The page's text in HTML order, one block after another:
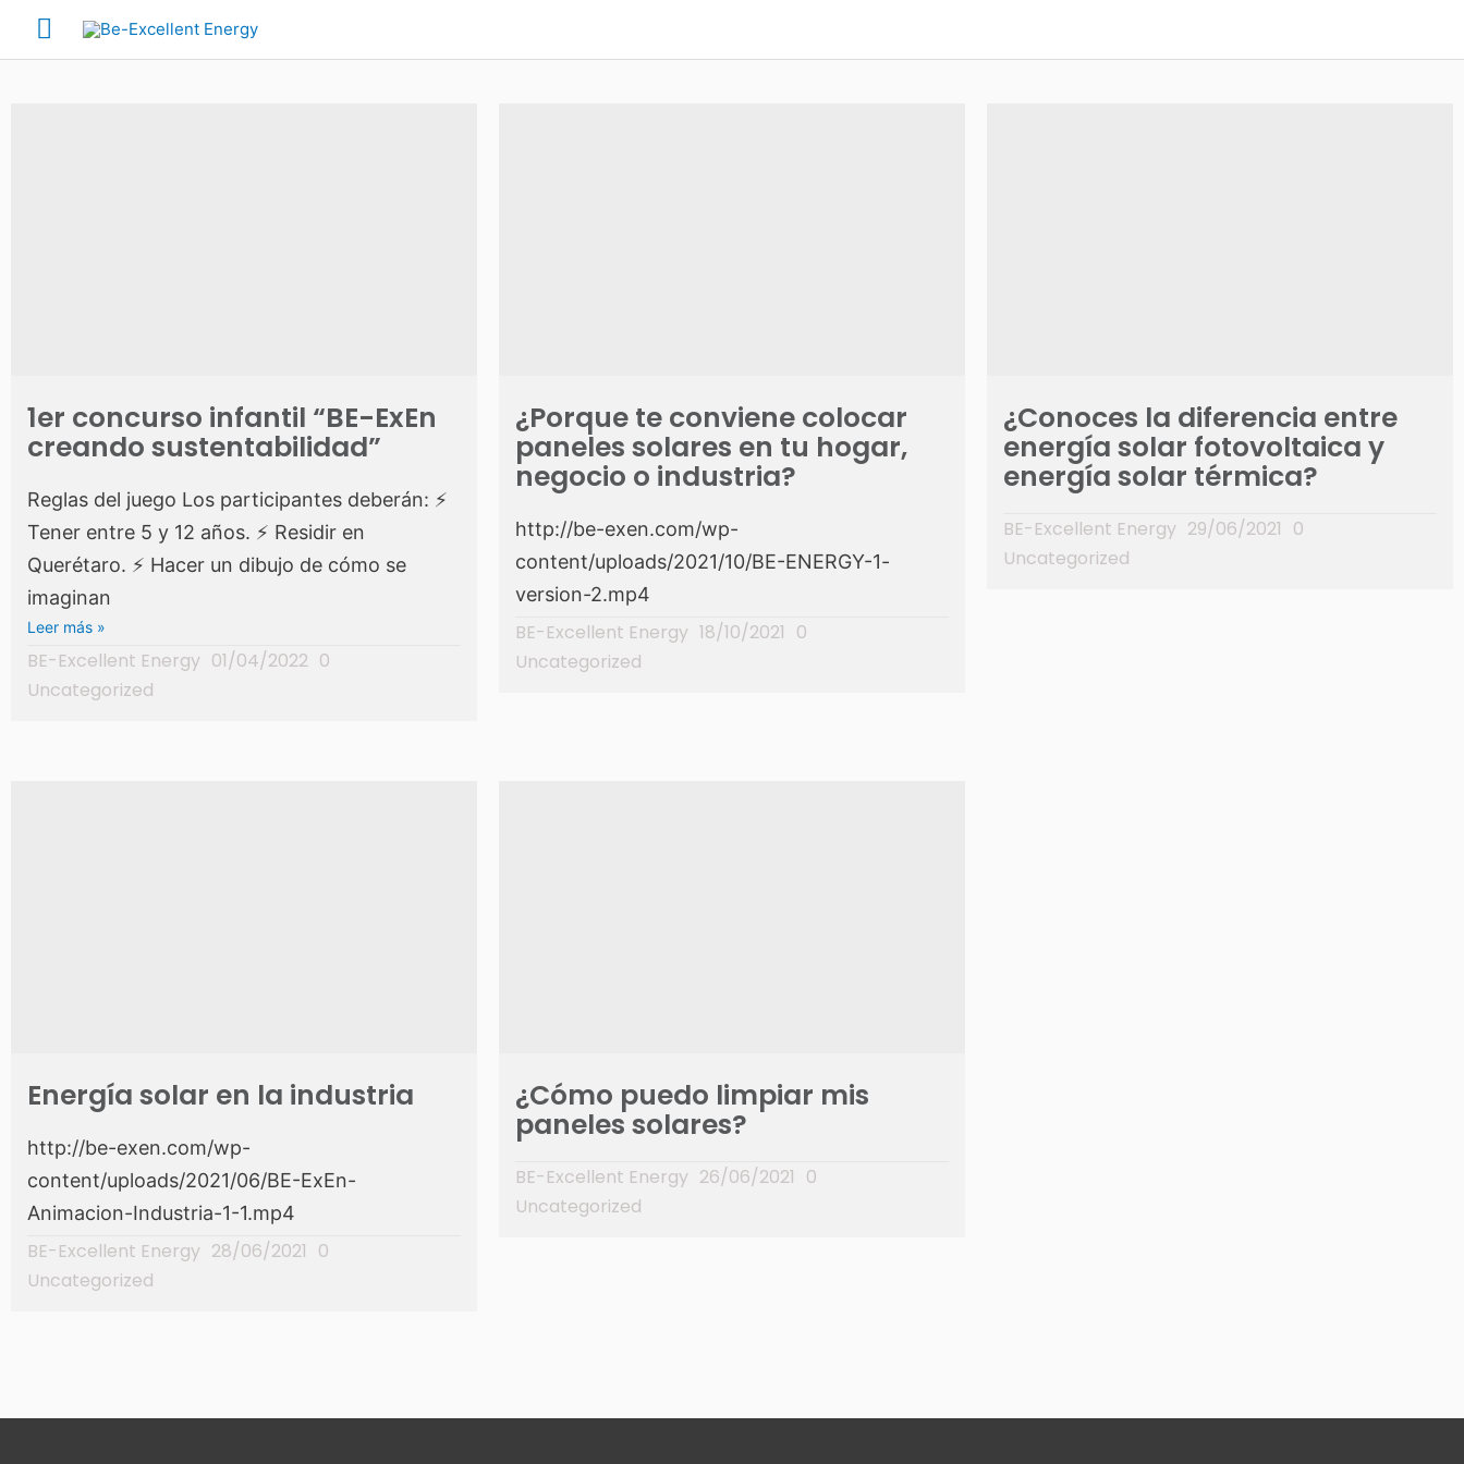
1er concurso infantil “BE-ExEn
creando sustentabilidad”
Reglas del juego Los participantes deberán: ⚡
Tener entre 5 y 12 años. ⚡ Residir en
Querétaro. ⚡ Hacer un dibujo de cómo se
imaginan
Leer más »
BE-Excellent Energy 01/04/2022 0
Uncategorized
¿Porque te conviene colocar
paneles solares en tu hogar,
negocio o industria?
http://be-exen.com/wp-
content/uploads/2021/10/BE-ENERGY-1-
version-2.mp4
BE-Excellent Energy 18/10/2021 0
Uncategorized
¿Conoces la diferencia entre
energía solar fotovoltaica y
energía solar térmica?
BE-Excellent Energy 29/06/2021 0
Uncategorized
Energía solar en la industria
http://be-exen.com/wp-
content/uploads/2021/06/BE-ExEn-
Animacion-Industria-1-1.mp4
BE-Excellent Energy 28/06/2021 0
Uncategorized
¿Cómo puedo limpiar mis
paneles solares?
BE-Excellent Energy 26/06/2021 0
Uncategorized